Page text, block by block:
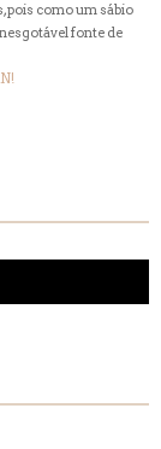
pois como um sábio
fonte de